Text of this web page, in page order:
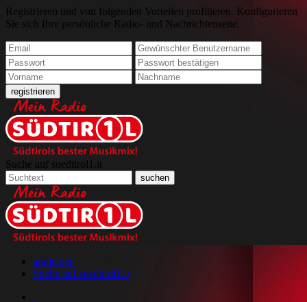
Registrieren und von folgenden Vorteilen profitieren. Konfigurieren
Sie sich Ihre persönliche Radio- und Nachrichtenseite.
Suche auf suedtirol1.it
anmelden
Suche auf suedtirol1.it